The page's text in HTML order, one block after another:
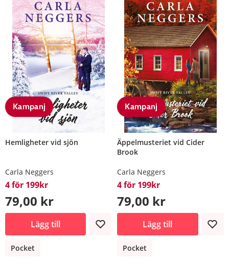
Kampanj
Hemligheter vid sjön
Carla Neggers
4 för 199kr
79,00 kr
Lägg till
Pocket
Kampanj
Äppelmusteriet vid Cider
Brook
Carla Neggers
4 för 199kr
79,00 kr
Lägg till
Pocket